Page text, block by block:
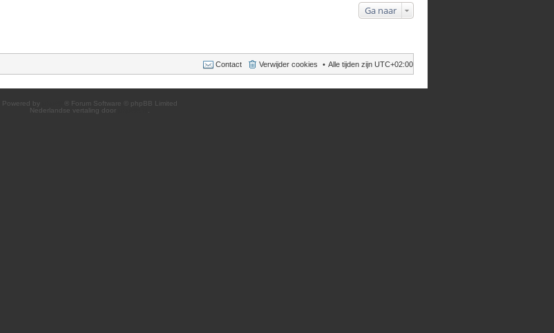
Ga naar
Alle tijden zijn UTC+02:00
Verwijder cookies
Contact
Powered by
® Forum Software © phpBB Limited
Nederlandse vertaling door
.